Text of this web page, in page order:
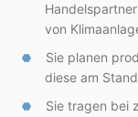
von
Sie planen
diese am
Sie tragen bei